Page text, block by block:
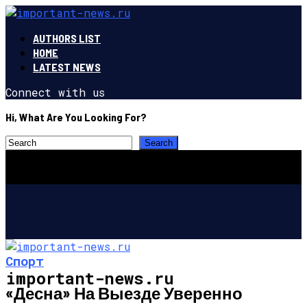
AUTHORS LIST
HOME
LATEST NEWS
Connect with us
Hi, What Are You Looking For?
important-news.ru
Спорт
«Десна» На Выезде Уверенно